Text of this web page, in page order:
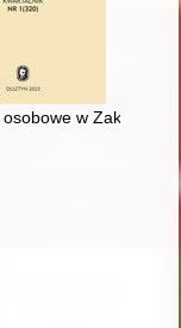
styczniowego
osobowe w Zakonie